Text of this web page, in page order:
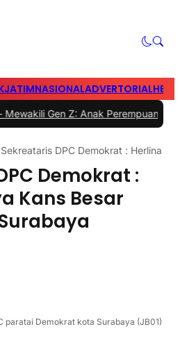
JATIMNASIONALADVERTORIAL
Z: Anak Perempuan Anugrah
Sekreataris DPC Demokrat : Herlina
Demokrat :
Kans Besar
paratai Demokrat kota Surabaya (JB01)